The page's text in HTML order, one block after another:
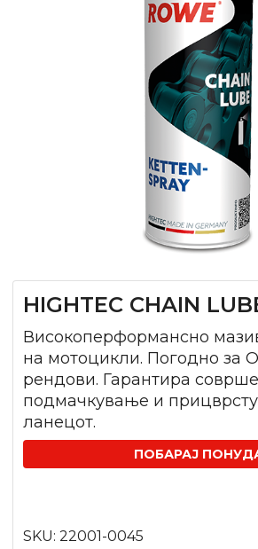
HIGHTEC CHAIN
Високоперформансно
на мотоцикли. Погодно за
рендови. Гарантира
подмачкување и
ланецот.
ПОБАРАЈ
SKU: 22001-0045